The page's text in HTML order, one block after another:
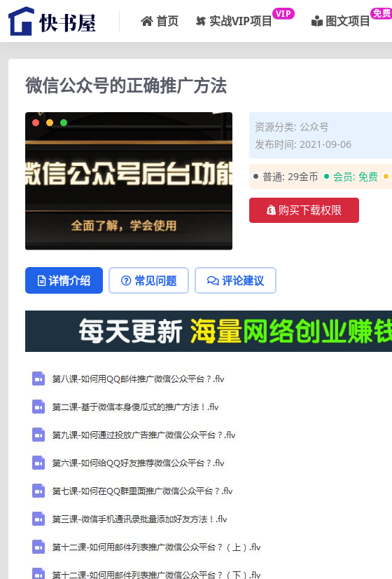
首页 实战VIP项目 VIP 图文项目 免费
微信公众号的正确推广方法
资源分类: 公众号
发布时间: 2021-09-06
普通: 29金币 会员: 免费
购买下载权限
详情介绍 常见问题 评论建议